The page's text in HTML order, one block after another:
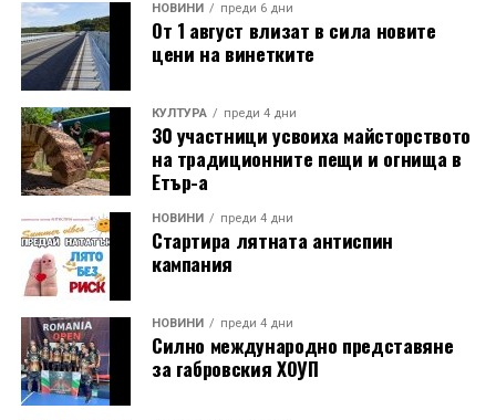
НОВИНИ преди 6 дни
От 1 август влизат в сила новите
цени на винетките
КУЛТУРА преди 4 дни
30 участници усвоиха майсторството
на традиционните пещи и огнища в
Етър-а
НОВИНИ преди 4 дни
Стартира лятната антиспин
кампания
НОВИНИ преди 4 дни
Силно международно представяне
за габровския ХОУП